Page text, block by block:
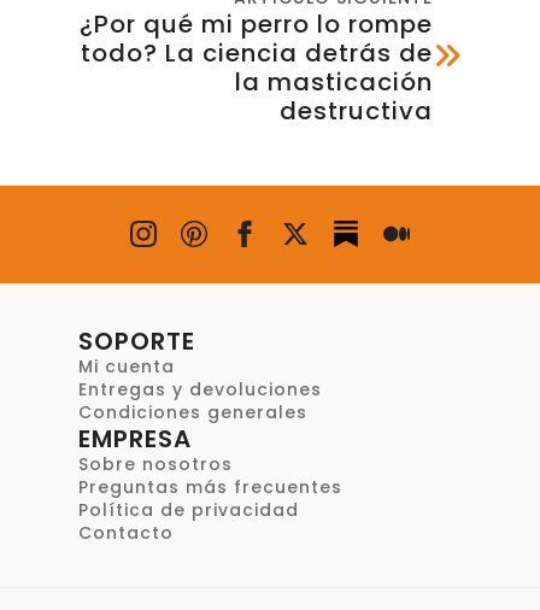
¿Por qué mi perro lo rompe
todo? La ciencia detrás de
la masticación
destructiva
SOPORTE
Mi cuenta
Entregas y devoluciones
Condiciones generales
EMPRESA
Sobre nosotros
Preguntas más frecuentes
Política de privacidad
Contacto